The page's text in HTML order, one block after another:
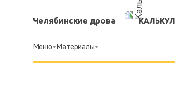
Челябинские дрова
Меню Материалы